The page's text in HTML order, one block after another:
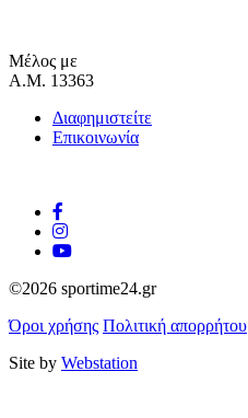
Μέλος με
Α.Μ. 13363
Διαφημιστείτε
Επικοινωνία
©2026 sportime24.gr
Όροι χρήσης Πολιτική απορρήτου
Site by Webstation